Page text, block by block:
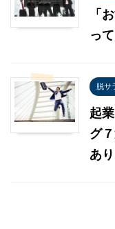
「
っ
脱サ
起
グ
あり